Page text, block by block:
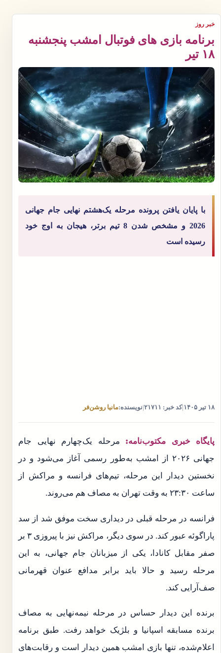
خبر روز
برنامه بازی های فوتبال امشب پنجشنبه
۱۸ تیر
با پایان یافتن پرونده مرحله یک‌هشتم نهایی جام جهانی
2026 و مشخص شدن 8 تیم برتر، هیجان به اوج خود
رسیده است
۱۸ تیر ۱۴۰۵ |کد خبر: ۲۱۷۱۱ نویسنده:مانیا روشن‌فر
پایگاه خبری مکتوب‌نامه: مرحله یک‌چهارم نهایی جام
جهانی ۲۰۲۶ از امشب به‌طور رسمی آغاز می‌شود و در
نخستین دیدار این مرحله، تیم‌های فرانسه و مراکش از
ساعت ۲۳:۳۰ به وقت تهران به مصاف هم می‌روند.
فرانسه در مرحله قبلی در دیداری سخت موفق شد از سد
پاراگوئه عبور کند. در سوی دیگر، مراکش نیز با پیروزی ۳ بر
صفر مقابل کانادا، یکی از میزبانان جام جهانی، به این
مرحله رسید و حالا باید برابر مدافع عنوان قهرمانی
صف‌آرایی کند.
برنده این دیدار حساس در مرحله نیمه‌نهایی به مصاف
برنده مسابقه اسپانیا و بلژیک خواهد رفت. طبق برنامه
اعلام‌شده، تنها بازی امشب همین دیدار است و رقابت‌های